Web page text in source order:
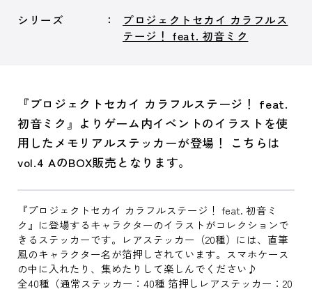
シリーズ
プロジェクトセカイ カラフルス
テージ！ feat. 初音ミク
『プロジェクトセカイ カラフルステージ！ feat.
初音ミク』よりゲーム内イベントのイラストを使
用したメモリアルステッカーが登場！ こちらは
vol.4 AのBOX販売となります。
『プロジェクトセカイ カラフルステージ！ feat. 初音ミ
ク』に登場するキャラクターのイラストがコレクションで
きるステッカーです。レアステッカー（20種）には、直筆
風のキャラクター名が箔押しされています。スマホケース
の中に入れたり、集めたりして楽しんでください♪
全40種（通常ステッカー：40種 箔押しレアステッカー：20